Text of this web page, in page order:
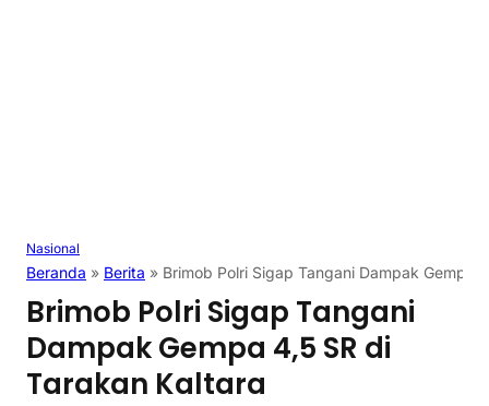
Nasional
Beranda » Berita » Brimob Polri Sigap Tangani Dampak Gempa
Brimob Polri Sigap Tangani
Dampak Gempa 4,5 SR di
Tarakan Kaltara